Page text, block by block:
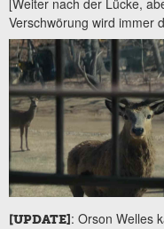
Verschwörung wird immer
[UPDATE] : Orson Welles